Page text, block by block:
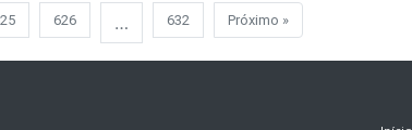
626 … 632 Próximo »